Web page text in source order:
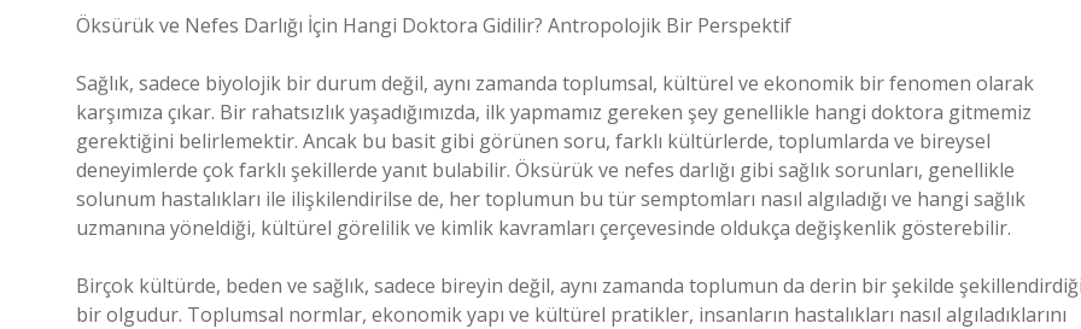
Öksürük ve Nefes Darlığı İçin Hangi Doktora Gidilir? Antropolojik Bir Perspektif
Sağlık, sadece biyolojik bir durum değil, aynı zamanda toplumsal, kültürel ve ekonomik bir fenomen olarak
karşımıza çıkar. Bir rahatsızlık yaşadığımızda, ilk yapmamız gereken şey genellikle hangi doktora gitmemiz
gerektiğini belirlemektir. Ancak bu basit gibi görünen soru, farklı kültürlerde, toplumlarda ve bireysel
deneyimlerde çok farklı şekillerde yanıt bulabilir. Öksürük ve nefes darlığı gibi sağlık sorunları, genellikle
solunum hastalıkları ile ilişkilendirilse de, her toplumun bu tür semptomları nasıl algıladığı ve hangi sağlık
uzmanına yöneldiği, kültürel görelilik ve kimlik kavramları çerçevesinde oldukça değişkenlik gösterebilir.
Birçok kültürde, beden ve sağlık, sadece bireyin değil, aynı zamanda toplumun da derin bir şekilde şekillendirdiği
bir olgudur. Toplumsal normlar, ekonomik yapı ve kültürel pratikler, insanların hastalıkları nasıl algıladıklarını